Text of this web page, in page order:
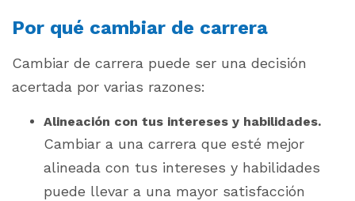
Por qué cambiar de carrera
Cambiar de carrera puede ser una decisión
acertada por varias razones:
Alineación con tus intereses y habilidades.
Cambiar a una carrera que esté mejor
alineada con tus intereses y habilidades
puede llevar a una mayor satisfacción